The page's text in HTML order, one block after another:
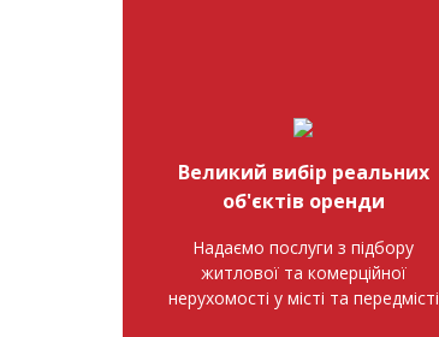
Великий вибір реальних
об'єктів оренди
Надаємо послуги з підбору
житлової та комерційної
нерухомості у місті та передмісті